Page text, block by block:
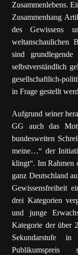
Zusammenlebens.
Zusammenhang
des Gewissens
weltanschaulichen
sind
selbstverständlich
gesellschaftlich-
in Frage gestellt
Aufgrund seiner
GG auch das
bundesweiten
meine…“ der
klingt“. Im Rahmen
ganz Deutschland
Gewissensfreiheit
drei Kategorien
und junge
Kategorie der über
Sekundarstufe